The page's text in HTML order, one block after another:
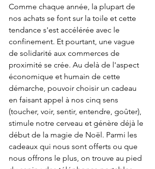
Comme chaque année, la plupart de
nos achats se font sur la toile et cette
tendance s'est accélérée avec le
confinement. Et pourtant, une vague
de solidarité aux commerces de
proximité se crée. Au delà de l'aspect
économique et humain de cette
démarche, pouvoir choisir un cadeau
en faisant appel à nos cinq sens
(toucher, voir, sentir, entendre, goûter),
stimule notre cerveau et génère déjà le
début de la magie de Noël. Parmi les
cadeaux qui nous sont offerts ou que
nous offrons le plus, on trouve au pied